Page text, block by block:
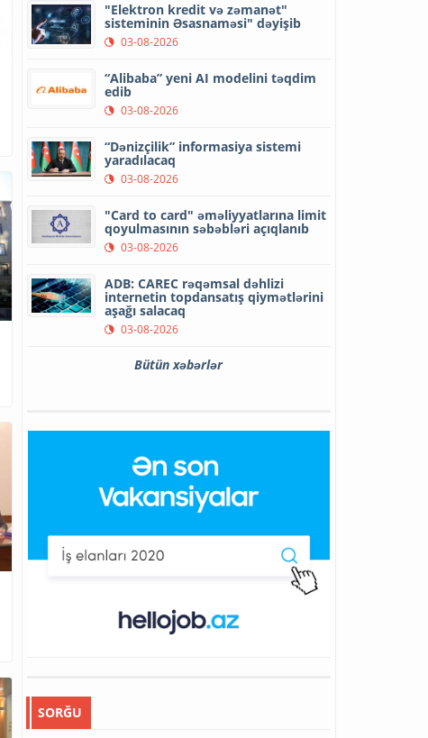
"Elektron kredit və zəmanət"
sisteminin Əsasnaməsi" dəyişib
03-08-2026
“Alibaba” yeni AI modelini təqdim
edib
03-08-2026
“Dənizçilik” informasiya sistemi
yaradılacaq
03-08-2026
"Card to card" əməliyyatlarına limit
qoyulmasının səbəbləri açıqlanıb
03-08-2026
ADB: CAREC rəqəmsal dəhlizi
internetin topdansatış qiymətlərini
aşağı salacaq
03-08-2026
Bütün xəbərlər
SORĞU